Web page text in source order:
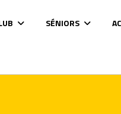
SÉNIORS